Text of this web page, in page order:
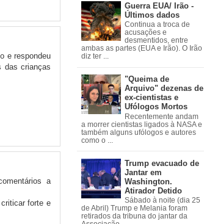
Guerra EUA/ Irão -
Últimos dados
Continua a troca de
acusações e
desmentidos, entre
ambas as partes (EUA e Irão). O Irão
diz ter ...
"Queima de
Arquivo" dezenas de
ex-cientistas e
Ufólogos Mortos
Recentemente andam
a morrer cientistas ligados à NASA e
também alguns ufólogos e autores
como o ...
Trump evacuado de
Jantar em
Washington.
Atirador Detido
Sábado à noite (dia 25
de Abril) Trump e Melania foram
retirados da tribuna do jantar da
e respondeu
das crianças
a
forte e